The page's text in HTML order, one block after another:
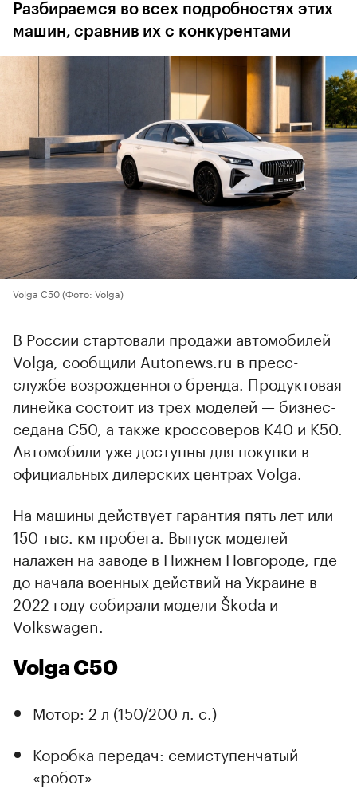
Разбираемся во всех подробностях этих
машин, сравнив их с конкурентами
Volga C50(Фото: Volga)
В России стартовали продажи автомобилей
Volga, сообщили Autonews.ru в пресс-
службе возрожденного бренда. Продуктовая
линейка состоит из трех моделей — бизнес-
седана С50, а также кроссоверов K40 и K50.
Автомобили уже доступны для покупки в
официальных дилерских центрах Volga.
На машины действует гарантия пять лет или
150 тыс. км пробега. Выпуск моделей
налажен на заводе в Нижнем Новгороде, где
до начала военных действий на Украине в
2022 году собирали модели Škoda и
Volkswagen.
Volga C50
Мотор: 2 л (150/200 л. с.)
Коробка передач: семиступенчатый
«робот»